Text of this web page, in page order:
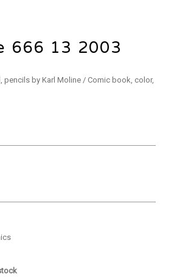
666 13 2003
pencils by Karl Moline / Comic book, color,